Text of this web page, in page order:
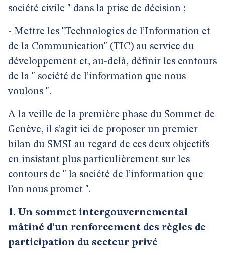
société civile " dans la prise de décision ;
- Mettre les "Technologies de l’Information et
de la Communication" (TIC) au service du
développement et, au-delà, définir les contours
de la " société de l’information que nous
voulons ".
A la veille de la première phase du Sommet de
Genève, il s’agit ici de proposer un premier
bilan du SMSI au regard de ces deux objectifs
en insistant plus particulièrement sur les
contours de " la société de l’information que
l’on nous promet ".
1. Un sommet intergouvernemental
mâtiné d’un renforcement des règles de
participation du secteur privé